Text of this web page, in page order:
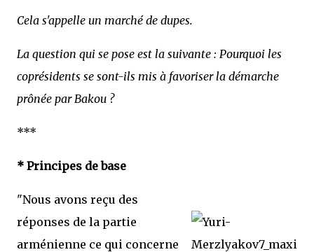
Cela s'appelle un marché de dupes.
La question qui se pose est la suivante : Pourquoi les
coprésidents se sont-ils mis à favoriser la démarche
prônée par Bakou ?
***
* Principes de base
"Nous avons reçu des
réponses de la partie
arménienne ce qui concerne